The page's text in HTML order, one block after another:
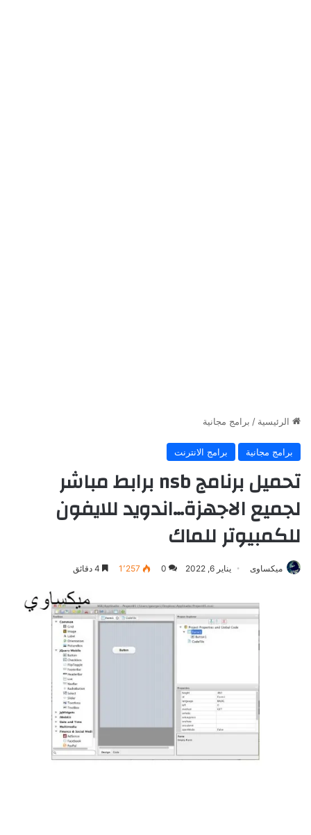
الرئيسية / برامج مجانية
برامج مجانية برامج الانترنت
تحميل برنامج nsb برابط مباشر
لجميع الاجهزة…اندويد للايفون
للكمبيوتر للماك
ميكساوى يناير 6, 2022 0 1٬257